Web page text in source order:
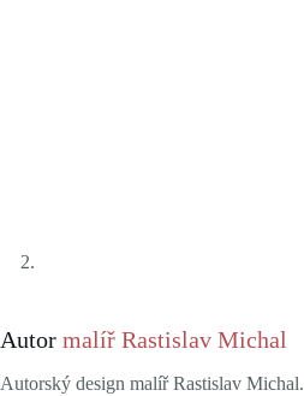
Autor malíř Rastislav Michal
Autorský design malíř Rastislav Michal.